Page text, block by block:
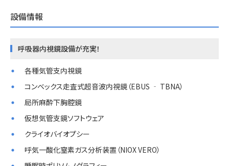
設備情報
呼吸器内視鏡設備が充実！
各種気管支内視鏡
コンベックス走査式超音波内視鏡（EBUS ‐ TBNA）
局所麻酔下胸腔鏡
仮想気管支鏡ソフトウェア
クライオバイオプシー
呼気一酸化窒素ガス分析装置（NIOX VERO）